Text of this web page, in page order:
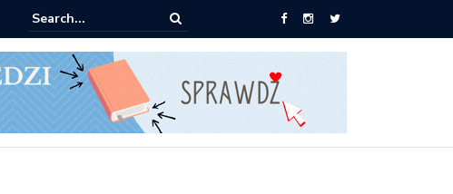
Matras: 10 książek za 69 zł